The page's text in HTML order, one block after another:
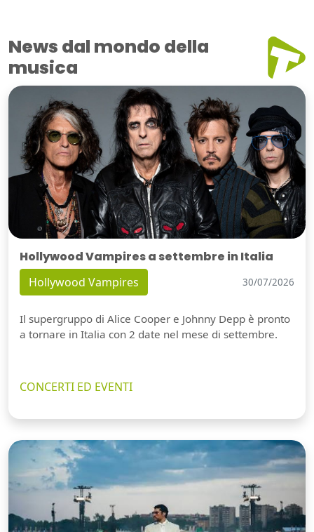
News dal mondo della
musica
Hollywood Vampires a settembre in Italia
Hollywood Vampires 30/07/2026
Il supergruppo di Alice Cooper e Johnny Depp è pronto
a tornare in Italia con 2 date nel mese di settembre.
CONCERTI ED EVENTI